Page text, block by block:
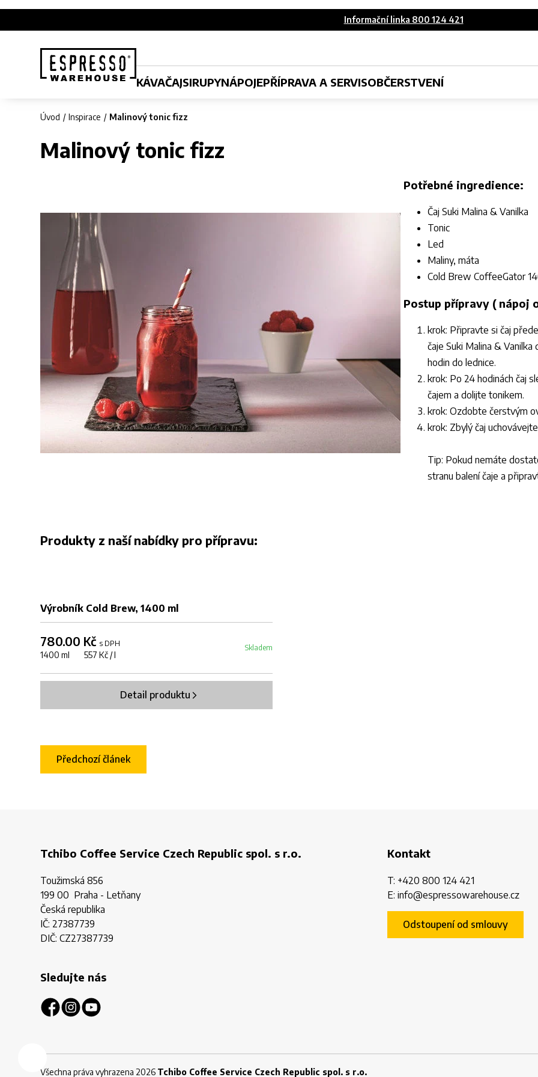
Informační linka 800 124 421
KÁVAČAJSIRUPYNÁPOJEPŘÍPRAVA A SERVISOBČERSTVENÍ
Úvod Inspirace Malinový tonic fizz
Malinový tonic fizz
Potřebné ingredience:
Čaj Suki Malina & Vanilka
Tonic
Led
Maliny, máta
Cold Brew CoffeeGator
Postup přípravy ( nápoj
krok: Připravte si čaj
čaje Suki Malina &
hodin do lednice.
krok: Po 24 hodinách čaj
čajem a dolijte tonikem.
krok: Ozdobte čerstvým
krok: Zbylý čaj
Tip: Pokud nemáte
stranu balení čaje a
Produkty z naší nabídky pro přípravu:
Výrobník Cold Brew, 1400 ml
780.00 Kč s DPH
1400 ml 557 Kč / l
Skladem
Detail produktu
Předchozí článek
Tchibo Coffee Service Czech Republic spol. s r.o.
Toužimská 856
199 00 Praha - Letňany
Česká republika
IČ: 27387739
DIČ: CZ27387739
Sledujte nás
Kontakt
T: +420 800 124 421
E: info@espressowarehouse.cz
Odstoupení od smlouvy
Všechna práva vyhrazena 2026 Tchibo Coffee Service Czech Republic spol. s r.o.